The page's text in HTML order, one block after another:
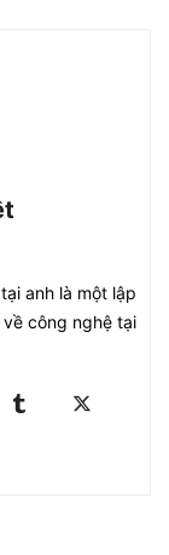
anh là một lập
công nghệ tại